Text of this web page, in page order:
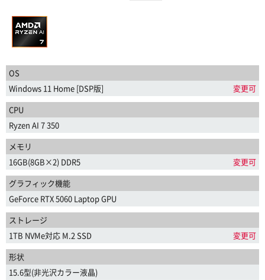
OS
Windows 11 Home [DSP版]
変更可
CPU
Ryzen AI 7 350
メモリ
16GB(8GB×2) DDR5
変更可
グラフィック機能
GeForce RTX 5060 Laptop GPU
ストレージ
1TB NVMe対応 M.2 SSD
変更可
形状
15.6型(非光沢カラー液晶)